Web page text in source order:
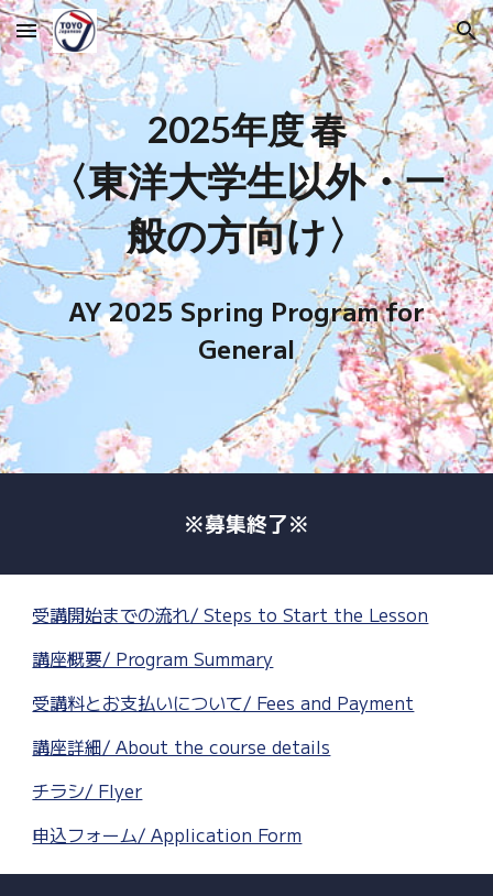
Skip to main content Skip to navigation
2025年度春
〈東洋大学生以外・一
般の方向け〉
AY 2025 Spring Program for
General
※募集終了※
受講開始までの流れ/ Steps to Start the Lesson
講座概要/ Program Summary
受講料とお支払いについて/ Fees and Payment
講座詳細/ About the course details
チラシ/ Flyer
申込フォーム/ Application Form